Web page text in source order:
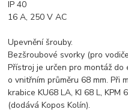
IP 40
16 A, 250 V AC
Upevnění šrouby.
Bezšroubové svorky (pro
Přístroj je určen pro montáž
o vnitřním průměru 68 mm. Při
krabice KU68 LA, KI 68 L, KPM
(dodává Kopos Kolín).